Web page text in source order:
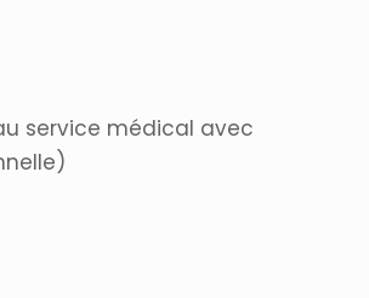
service médical avec